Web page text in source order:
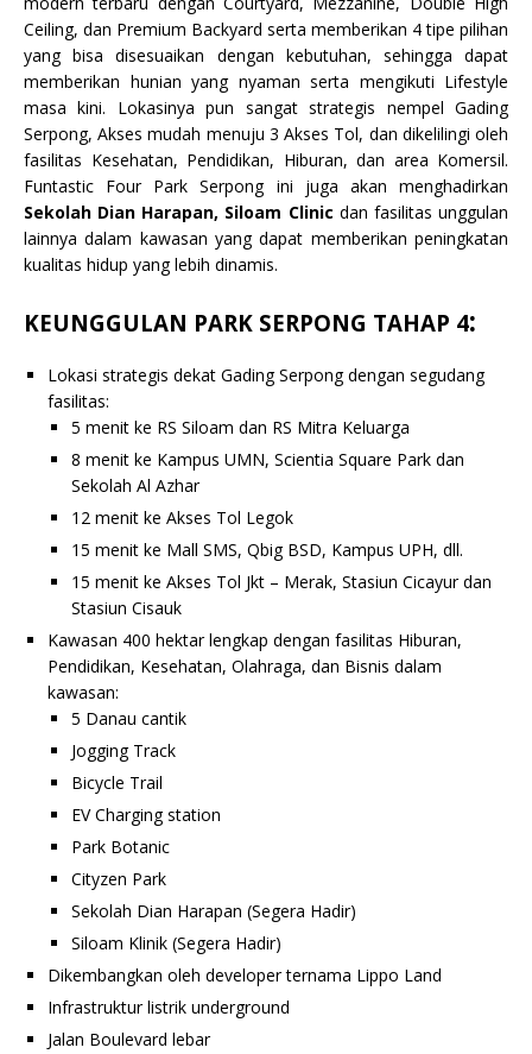
Ceiling, dan Premium Backyard serta memberikan 4 tipe pilihan
yang bisa disesuaikan dengan kebutuhan, sehingga dapat
memberikan hunian yang nyaman serta mengikuti Lifestyle
masa kini. Lokasinya pun sangat strategis nempel Gading
Serpong, Akses mudah menuju 3 Akses Tol, dan dikelilingi oleh
fasilitas Kesehatan, Pendidikan, Hiburan, dan area Komersil.
Funtastic Four Park Serpong ini juga akan menghadirkan
Sekolah Dian Harapan, Siloam Clinic dan fasilitas unggulan
lainnya dalam kawasan yang dapat memberikan peningkatan
kualitas hidup yang lebih dinamis.
KEUNGGULAN PARK SERPONG TAHAP 4:
Lokasi strategis dekat Gading Serpong dengan segudang
fasilitas:
5 menit ke RS Siloam dan RS Mitra Keluarga
8 menit ke Kampus UMN, Scientia Square Park dan
Sekolah Al Azhar
12 menit ke Akses Tol Legok
15 menit ke Mall SMS, Qbig BSD, Kampus UPH, dll.
15 menit ke Akses Tol Jkt – Merak, Stasiun Cicayur dan
Stasiun Cisauk
Kawasan 400 hektar lengkap dengan fasilitas Hiburan,
Pendidikan, Kesehatan, Olahraga, dan Bisnis dalam
kawasan:
5 Danau cantik
Jogging Track
Bicycle Trail
EV Charging station
Park Botanic
Cityzen Park
Sekolah Dian Harapan (Segera Hadir)
Siloam Klinik (Segera Hadir)
Dikembangkan oleh developer ternama Lippo Land
Infrastruktur listrik underground
Jalan Boulevard lebar